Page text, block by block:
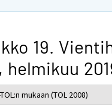
19.
helmikuu
mukaan (TOL 2008)